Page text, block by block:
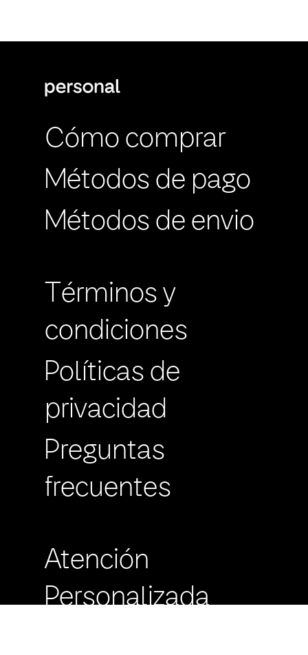
Cómo comprar
Métodos de pago
Métodos de envio
Términos y
condiciones
Políticas de
privacidad
Preguntas
frecuentes
Atención
Personalizada